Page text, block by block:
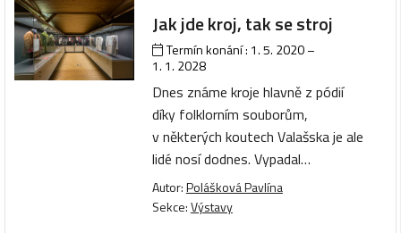
Jak jde kroj, tak se stroj
Termín konání : 1. 5. 2020–
1. 1. 2028
Dnes známe kroje hlavně z pódií
díky folklorním souborům,
v některých koutech Valašska je ale
lidé nosí dodnes. Vypadal…
Autor:Polášková Pavlína
Sekce:Výstavy